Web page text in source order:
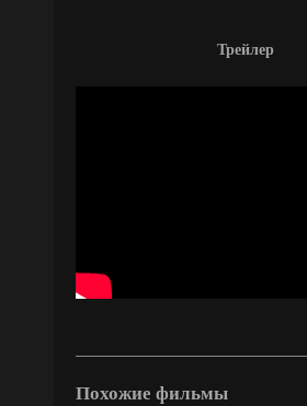
Трейлер
Похожие фильмы